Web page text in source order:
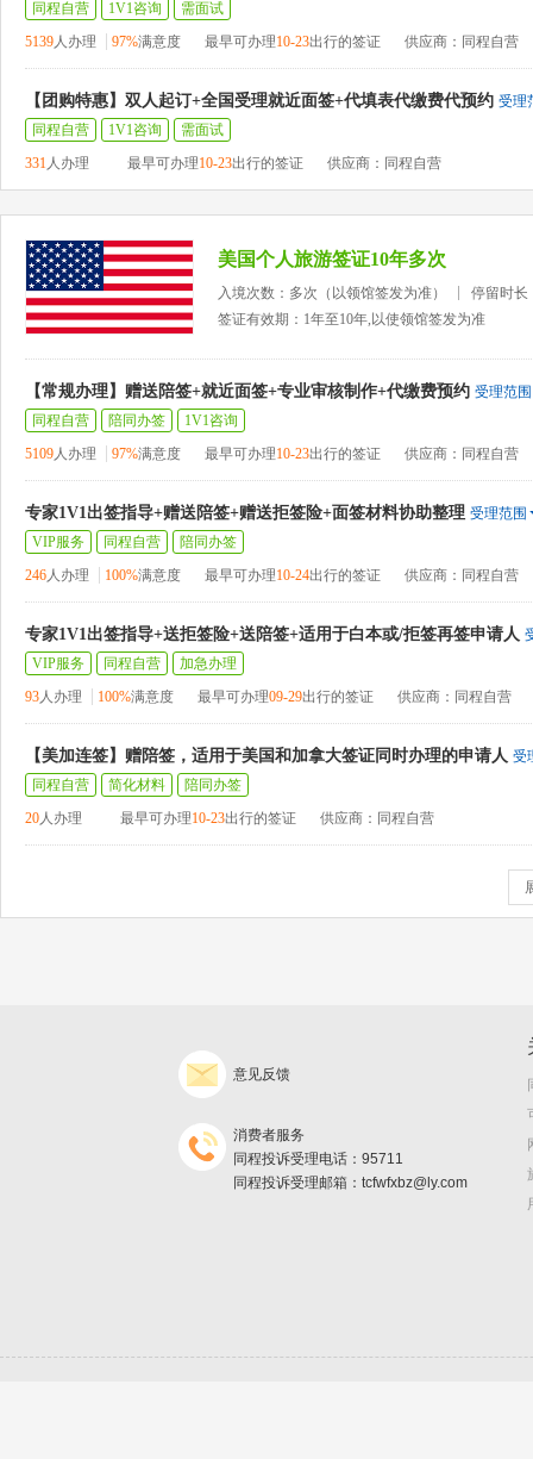
同程自营 1V1咨询
需面试
5139人办理 97%满意度 最早可办理10-23出行的签证 供应商：同程自营
【团购特惠】双人起订+全国受理就近面签+代填表代缴费代预约 受理
同程自营
1V1咨询
需面试
331人办理 最早可办理10-23出行的签证 供应商：同程自营
美国个人旅游签证10年多次
入境次数：多次（以领馆签发为准）
停留时长
签证有效期：1年至10年,以使领馆签发为准
【常规办理】赠送陪签+就近面签+专业审核制作+代缴费预约 受理范围
同程自营
陪同办签
1V1咨询
5109人办理 97%满意度 最早可办理10-23出行的签证 供应商：同程自营
专家1V1出签指导+赠送陪签+赠送拒签险+面签材料协助整理 受理范围
VIP服务
同程自营
陪同办签
246人办理 100%满意度 最早可办理10-24出行的签证 供应商：同程自营
专家1V1出签指导+送拒签险+送陪签+适用于白本或/拒签再签申请人
VIP服务
同程自营
加急办理
93人办理 100%满意度 最早可办理09-29出行的签证 供应商：同程自营
【美加连签】赠陪签，适用于美国和加拿大签证同时办理的申请人 受
同程自营
简化材料
陪同办签
20人办理 最早可办理10-23出行的签证 供应商：同程自营
意见反馈
消费者服务
同程投诉受理电话：95711
同程投诉受理邮箱：tcfwfxbz@ly.com